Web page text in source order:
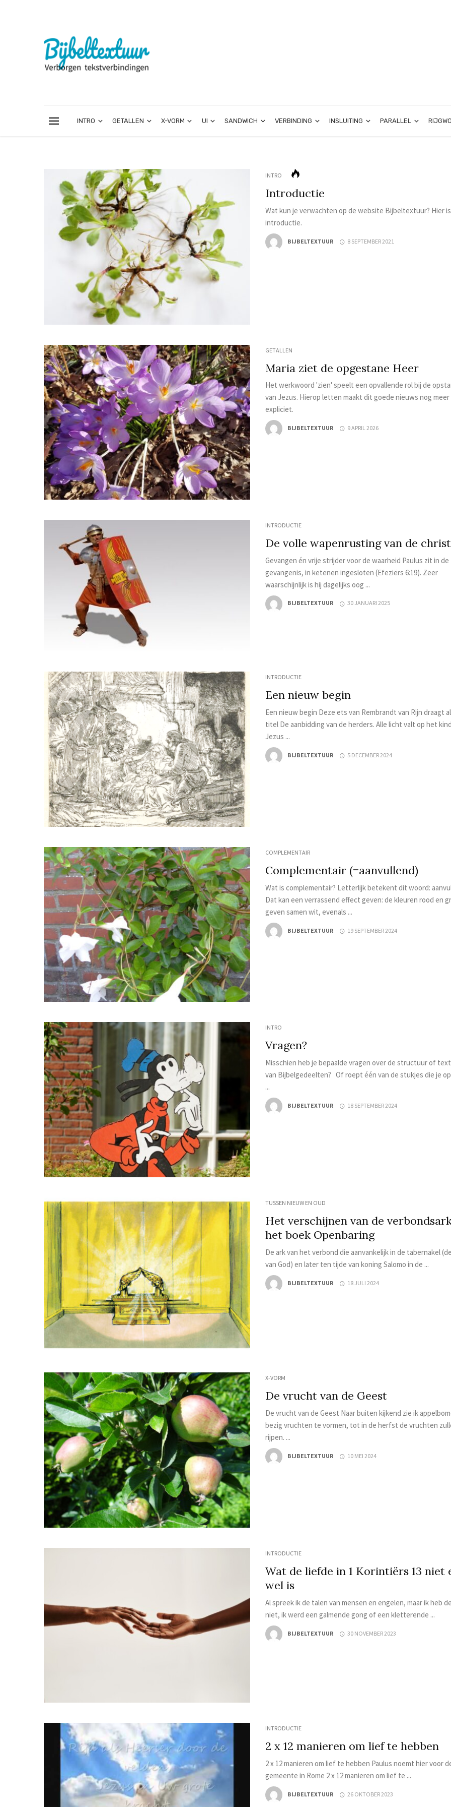
INTRO GETALLEN X-VORM UI SANDWICH VERBINDING INSLUITING PARALLEL
INTRO
Introductie
Wat kun je verwachten op de website Bijbeltextuur? Hier
introductie.
BIJBELTEXTUUR 8 SEPTEMBER 2021
GETALLEN
Maria ziet de opgestane Heer
Het werkwoord 'zien' speelt een opvallende rol bij de
van Jezus. Hierop letten maakt dit goede nieuws nog meer
expliciet.
BIJBELTEXTUUR 9 APRIL 2026
INTRODUCTIE
De volle wapenrusting van de
Gevangen én vrije strijder voor de waarheid Paulus zit in de
gevangenis, in ketenen ingesloten (Efeziërs 6:19). Zeer
waarschijnlijk is hij dagelijks oog ...
BIJBELTEXTUUR 30 JANUARI 2025
INTRODUCTIE
Een nieuw begin
Een nieuw begin Deze ets van Rembrandt van Rijn draagt
titel De aanbidding van de herders. Alle licht valt op het kind
Jezus ...
BIJBELTEXTUUR 5 DECEMBER 2024
COMPLEMENTAIR
Complementair (=aanvullend)
Wat is complementair? Letterlijk betekent dit woord:
Dat kan een verrassend effect geven: de kleuren rood en
geven samen wit, evenals ...
BIJBELTEXTUUR 19 SEPTEMBER 2024
INTRO
Vragen?
Misschien heb je bepaalde vragen over de structuur of
van Bijbelgedeelten? Of roept één van de stukjes die je
...
BIJBELTEXTUUR 18 SEPTEMBER 2024
TUSSEN NIEUW EN OUD
Het verschijnen van de
het boek Openbaring
De ark van het verbond die aanvankelijk in de tabernakel
van God) en later ten tijde van koning Salomo in de ...
BIJBELTEXTUUR 18 JULI 2024
X-VORM
De vrucht van de Geest
De vrucht van de Geest Naar buiten kijkend zie ik
bezig vruchten te vormen, tot in de herfst de vruchten
rijpen. ...
BIJBELTEXTUUR 10 MEI 2024
INTRODUCTIE
Wat de liefde in 1 Korintiërs 13 niet
wel is
Al spreek ik de talen van mensen en engelen, maar ik heb
niet, ik werd een galmende gong of een kletterende ...
BIJBELTEXTUUR 30 NOVEMBER 2023
INTRODUCTIE
2 x 12 manieren om lief te hebben
2 x 12 manieren om lief te hebben Paulus noemt hier voor
gemeente in Rome 2 x 12 manieren om lief te ...
BIJBELTEXTUUR 26 OKTOBER 2023